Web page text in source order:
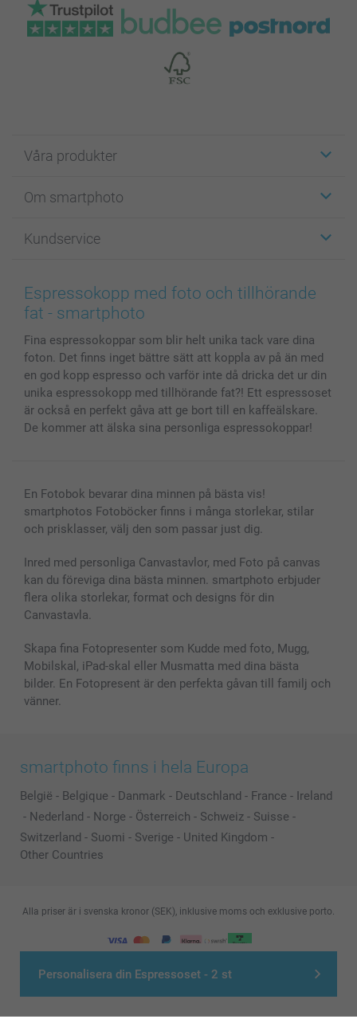
Personalisera din Espressoset - 2 st
Våra produkter
Fotokort
Fotoböcker
Bilder, Fotoförstoring & Fotohäften
Skal till Mobil & Surfplatta
Fotoalmanackor & Fotoagenda
Fotoramar & Tillbehör
Presentkort
Alla fotoprodukter
Om smartphoto
För affiliates
Cookie Policy
Sitemap
Investor Relations
Kundservice
smartgaranti
smartbonus
Status på beställningar
Espressokopp med foto och tillhörande
fat - smartphoto
Fina espressokoppar som blir helt unika tack vare dina
foton. Det finns inget bättre sätt att koppla av på än med
en god kopp espresso och varför inte då dricka det ur din
unika espressokopp med tillhörande fat?! Ett espressoset
är också en perfekt gåva att ge bort till en kaffeälskare.
De kommer att älska sina personliga espressokoppar!
En Fotobok bevarar dina minnen på bästa vis!
smartphotos Fotoböcker finns i många storlekar, stilar
och prisklasser, välj den som passar just dig.
Inred med personliga Canvastavlor, med Foto på canvas
kan du föreviga dina bästa minnen. smartphoto erbjuder
flera olika storlekar, format och designs för din
Canvastavla.
Skapa fina Fotopresenter som Kudde med foto, Mugg,
Mobilskal, iPad-skal eller Musmatta med dina bästa
bilder. En Fotopresent är den perfekta gåvan till familj och
vänner.
smartphoto finns i hela Europa
België - Belgique - Danmark - Deutschland - France - Ireland
- Nederland - Norge - Österreich - Schweiz - Suisse -
Switzerland - Suomi - Sverige - United Kingdom -
Other Countries
© smartphoto group. All rights reserved
Alla priser är i svenska kronor (SEK), inklusive moms och exklusive porto.